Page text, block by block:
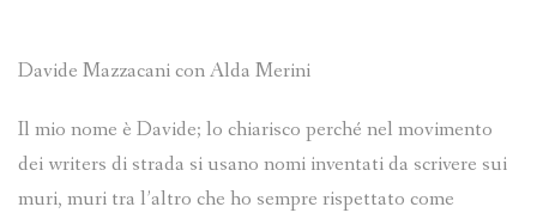
Davide Mazzacani con Alda Merini
Il mio nome è Davide; lo chiarisco perché nel movimento
dei writers di strada si usano nomi inventati da scrivere sui
muri, muri tra l’altro che ho sempre rispettato come